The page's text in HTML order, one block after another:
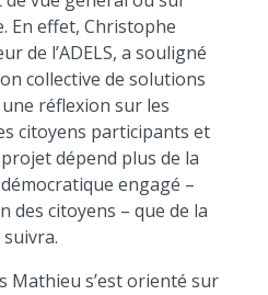
En effet, Christophe
de l’ADELS, a souligné
collective de solutions
réflexion sur les
citoyens participants et
dépend plus de la
engagé –
citoyens – que de la
Mathieu s’est orienté sur